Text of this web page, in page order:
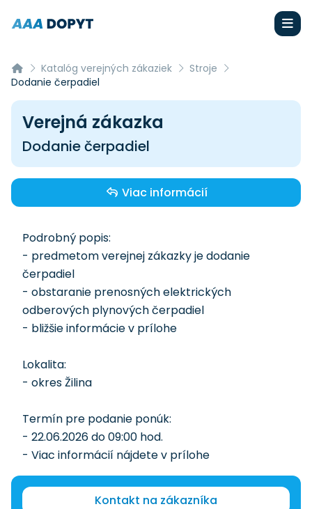
Katalóg verejných zákaziek
Stroje
Dodanie čerpadiel
Verejná zákazka
Dodanie čerpadiel
Viac informácií
Podrobný popis:
- predmetom verejnej zákazky je dodanie
čerpadiel
- obstaranie prenosných elektrických
odberových plynových čerpadiel
- bližšie informácie v prílohe
Lokalita:
- okres Žilina
Termín pre podanie ponúk:
- 22.06.2026 do 09:00 hod.
- Viac informácií nájdete v prílohe
Kontakt na zákazníka